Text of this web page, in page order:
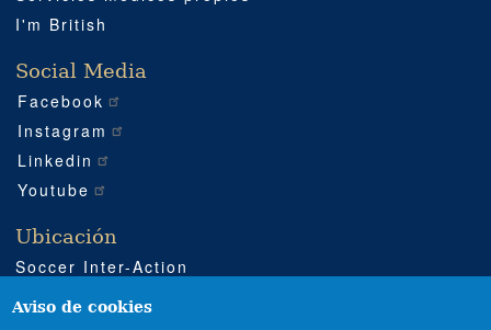
I'm British
Social Media
Facebook
Instagram
Linkedin
Youtube
Ubicación
Soccer Inter-Action
Enguera (Valencia)
Aviso de cookies